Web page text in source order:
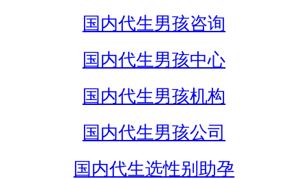
国内代生男孩咨询
国内代生男孩中心
国内代生男孩机构
国内代生男孩公司
国内代生选性别助孕